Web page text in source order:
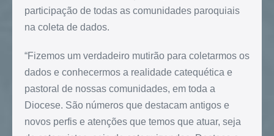
participação de todas as comunidades paroquiais
na coleta de dados.
“Fizemos um verdadeiro mutirão para coletarmos os
dados e conhecermos a realidade catequética e
pastoral de nossas comunidades, em toda a
Diocese. São números que destacam antigos e
novos perfis e atenções que temos que atuar, seja